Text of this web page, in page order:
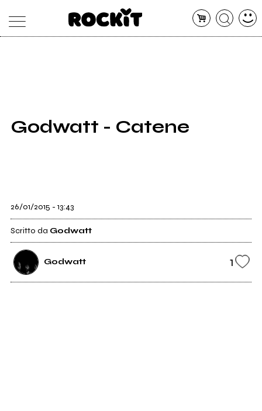
SHOP
Godwatt - Catene
26/01/2015 - 13:43
Scritto da Godwatt
Godwatt 1